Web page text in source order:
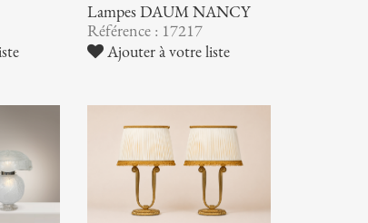
Lampes DAUM NANCY
Référence : 17217
Ajouter à votre liste